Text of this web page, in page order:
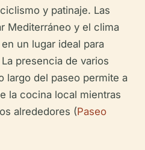
y patinaje. Las
Mediterráneo y el clima
un lugar ideal para
presencia de varios
largo del paseo permite a
la cocina local mientras
alrededores (Paseo